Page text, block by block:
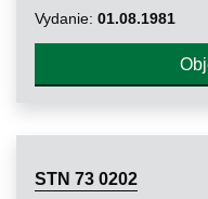
Vydanie: 01.08.1981
STN 73 0202